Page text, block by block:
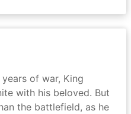
of war, King
with his beloved. But
the battlefield, as he